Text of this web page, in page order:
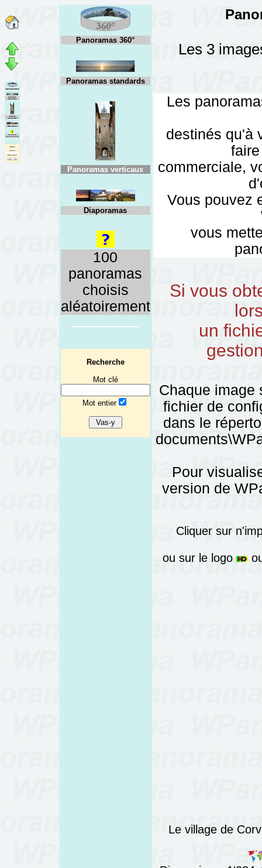
Panoramas 360°
Panoramas standards
Panoramas verticaux
Diaporamas
100
panoramas
choisis
aléatoirement
Recherche
Mot clé
Mot entier
Les 3
Les
destinés qu'à
commerciale,
Vous pouvez
vous
Si vous
un
Chaque
fichier de
dans le
Pour
version de
Cliquer sur
ou sur le logo
Le village de